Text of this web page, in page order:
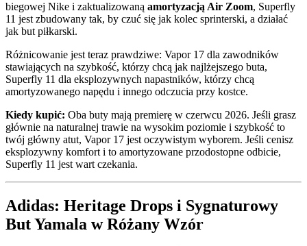
biegowej Nike i zaktualizowaną amortyzacją Air Zoom, Superfly
11 jest zbudowany tak, by czuć się jak kolec sprinterski, a działać
jak but piłkarski.
Różnicowanie jest teraz prawdziwe: Vapor 17 dla zawodników
stawiających na szybkość, którzy chcą jak najlżejszego buta,
Superfly 11 dla eksplozywnych napastników, którzy chcą
amortyzowanego napędu i innego odczucia przy kostce.
Kiedy kupić: Oba buty mają premierę w czerwcu 2026. Jeśli grasz
głównie na naturalnej trawie na wysokim poziomie i szybkość to
twój główny atut, Vapor 17 jest oczywistym wyborem. Jeśli cenisz
eksplozywny komfort i to amortyzowane przodostopne odbicie,
Superfly 11 jest wart czekania.
Adidas: Heritage Drops i Sygnaturowy
But Yamala w Różany Wzór